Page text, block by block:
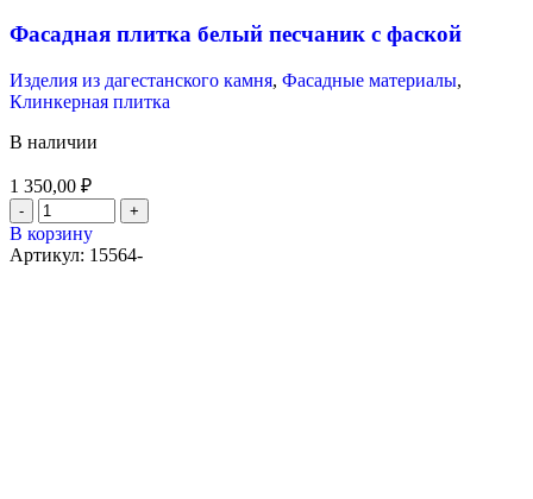
Фасадная плитка белый песчаник с фаской
Изделия из дагестанского камня, Фасадные материалы,
Клинкерная плитка
В наличии
1 350,00 ₽
В корзину
Артикул: 15564-